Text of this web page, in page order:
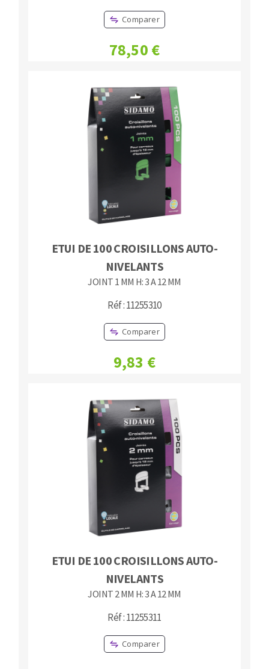
Comparer
78,50 €
ETUI DE 100 CROISILLONS AUTO-
NIVELANTS
JOINT 1 MM H: 3 A 12 MM
Réf : 11255310
Comparer
9,83 €
ETUI DE 100 CROISILLONS AUTO-
NIVELANTS
JOINT 2 MM H: 3 A 12 MM
Réf : 11255311
Comparer